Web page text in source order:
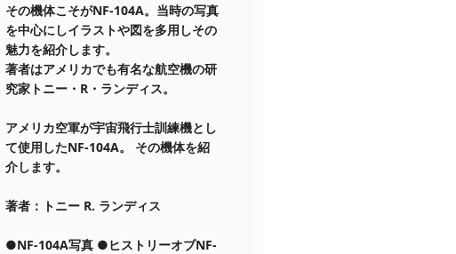
その機体こそがNF-104A。当時の写真
を中心にしイラストや図を多用しその
魅力を紹介します。
著者はアメリカでも有名な航空機の研
究家トニー・R・ランディス。
アメリカ空軍が宇宙飛行士訓練機とし
て使用したNF-104A。 その機体を紹
介します。
著者：トニー R. ランディス
●NF-104A写真 ●ヒストリーオブNF-